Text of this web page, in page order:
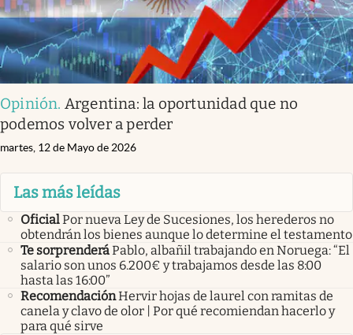
Opinión. Argentina: la oportunidad que no
podemos volver a perder
martes, 12 de Mayo de 2026
Las más leídas
OficialPor nueva Ley de Sucesiones, los herederos no
obtendrán los bienes aunque lo determine el testamento
Te sorprenderáPablo, albañil trabajando en Noruega: “El
salario son unos 6.200€ y trabajamos desde las 8:00
hasta las 16:00”
RecomendaciónHervir hojas de laurel con ramitas de
canela y clavo de olor | Por qué recomiendan hacerlo y
para qué sirve